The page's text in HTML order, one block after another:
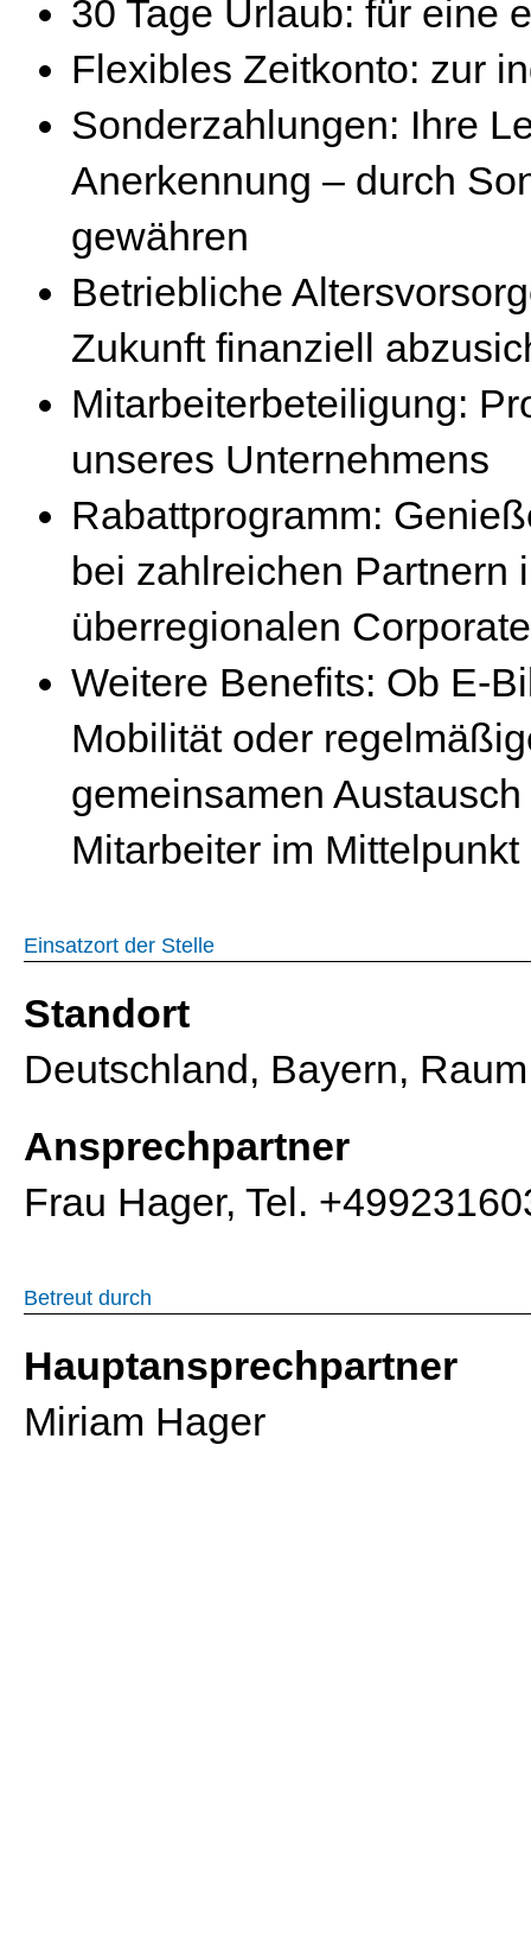
30 Tage Urlaub: für eine
Flexibles Zeitkonto: zur
Sonderzahlungen: Ihre
Anerkennung – durch
gewähren
Betriebliche
Zukunft finanziell
Mitarbeiterbeteiligung:
unseres Unternehmens
Rabattprogramm:
bei zahlreichen Partnern
überregionalen
Weitere Benefits: Ob E-
Mobilität oder
gemeinsamen
Mitarbeiter im Mittelpunkt
Einsatzort der Stelle
Standort
Deutschland, Bayern,
Ansprechpartner
Frau Hager, Tel.
Betreut durch
Hauptansprechpartner
Miriam Hager